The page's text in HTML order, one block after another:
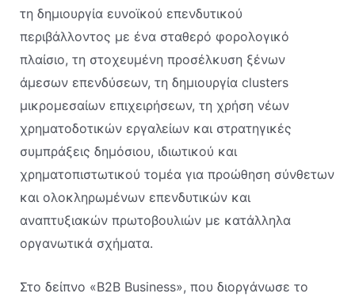
τη δημιουργία ευνοϊκού επενδυτικού
περιβάλλοντος με ένα σταθερό φορολογικό
πλαίσιο, τη στοχευμένη προσέλκυση ξένων
άμεσων επενδύσεων, τη δημιουργία clusters
μικρομεσαίων επιχειρήσεων, τη χρήση νέων
χρηματοδοτικών εργαλείων και στρατηγικές
συμπράξεις δημόσιου, ιδιωτικού και
χρηματοπιστωτικού τομέα για προώθηση σύνθετων
και ολοκληρωμένων επενδυτικών και
αναπτυξιακών πρωτοβουλιών με κατάλληλα
οργανωτικά σχήματα.
Στο δείπνο «B2B Business», που διοργάνωσε το